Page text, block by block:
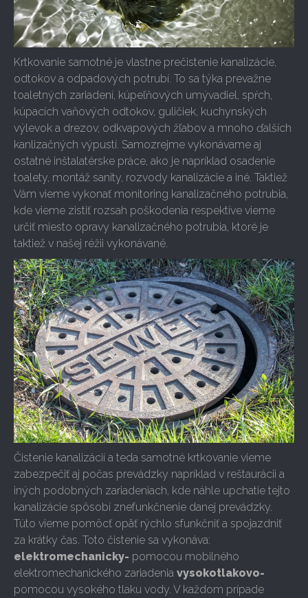
Krtkovanie samotné je vlastne prečistenie kanalizácie,
odtokov a odpadových potrubí. To sa týka prevažne
toaletných zariadení, kúpeľňových umývadiel, spŕch,
kúpacích vaňových odtokov, guličiek, kuchynských
výlevok a drezov, odkvapových žľabov a mnoho ďalších
kanlizačných výpustí. Samozrejme vykonávame aj
ostatné inštalatérske práce, ako je napríklad osadenie
toalety, montáž sanity, rozvody kanalizácie a iné. Taktiež
Vám vieme vykonať monitoring kanalizačného potrubia,
kde vieme zistiť rozsah poškodenia respektíve vieme
určiť miesto opravy kanalizačného potrubia, ktoré je
taktiež v našej réžii vykonávané.
Čistenie kanalizácií a teda samotné krtkovanie vieme
zabezpečiť aj počas prevádzky napríklad v reštaurácii a
iných podobných zariadeniach, kde náhle upchatie tejto
kanalizácie spôsobí znefunkčnenie danej prevádzky.
Túto vieme pomôcť opäť rýchlo sfunkčniť a spojazdniť
za krátky čas. Toto čistenie sa vykonáva:
elektromechanicky- pomocou mobilného
elektromechanického zariadenia vysokotlakovo-
pomocou vysokého tlaku vody. V každom prípade